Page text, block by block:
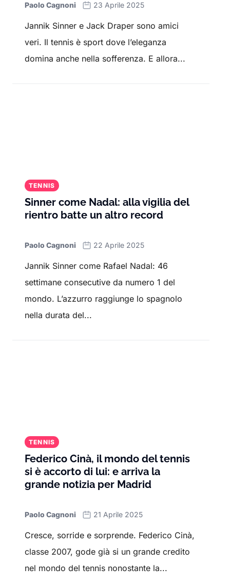
Paolo Cagnoni 23 Aprile 2025
Jannik Sinner e Jack Draper sono amici
veri. Il tennis è sport dove l’eleganza
domina anche nella sofferenza. E allora...
TENNIS
Sinner come Nadal: alla vigilia del
rientro batte un altro record
Paolo Cagnoni 22 Aprile 2025
Jannik Sinner come Rafael Nadal: 46
settimane consecutive da numero 1 del
mondo. L’azzurro raggiunge lo spagnolo
nella durata del...
TENNIS
Federico Cinà, il mondo del tennis
si è accorto di lui: e arriva la
grande notizia per Madrid
Paolo Cagnoni 21 Aprile 2025
Cresce, sorride e sorprende. Federico Cinà,
classe 2007, gode già si un grande credito
nel mondo del tennis nonostante la...